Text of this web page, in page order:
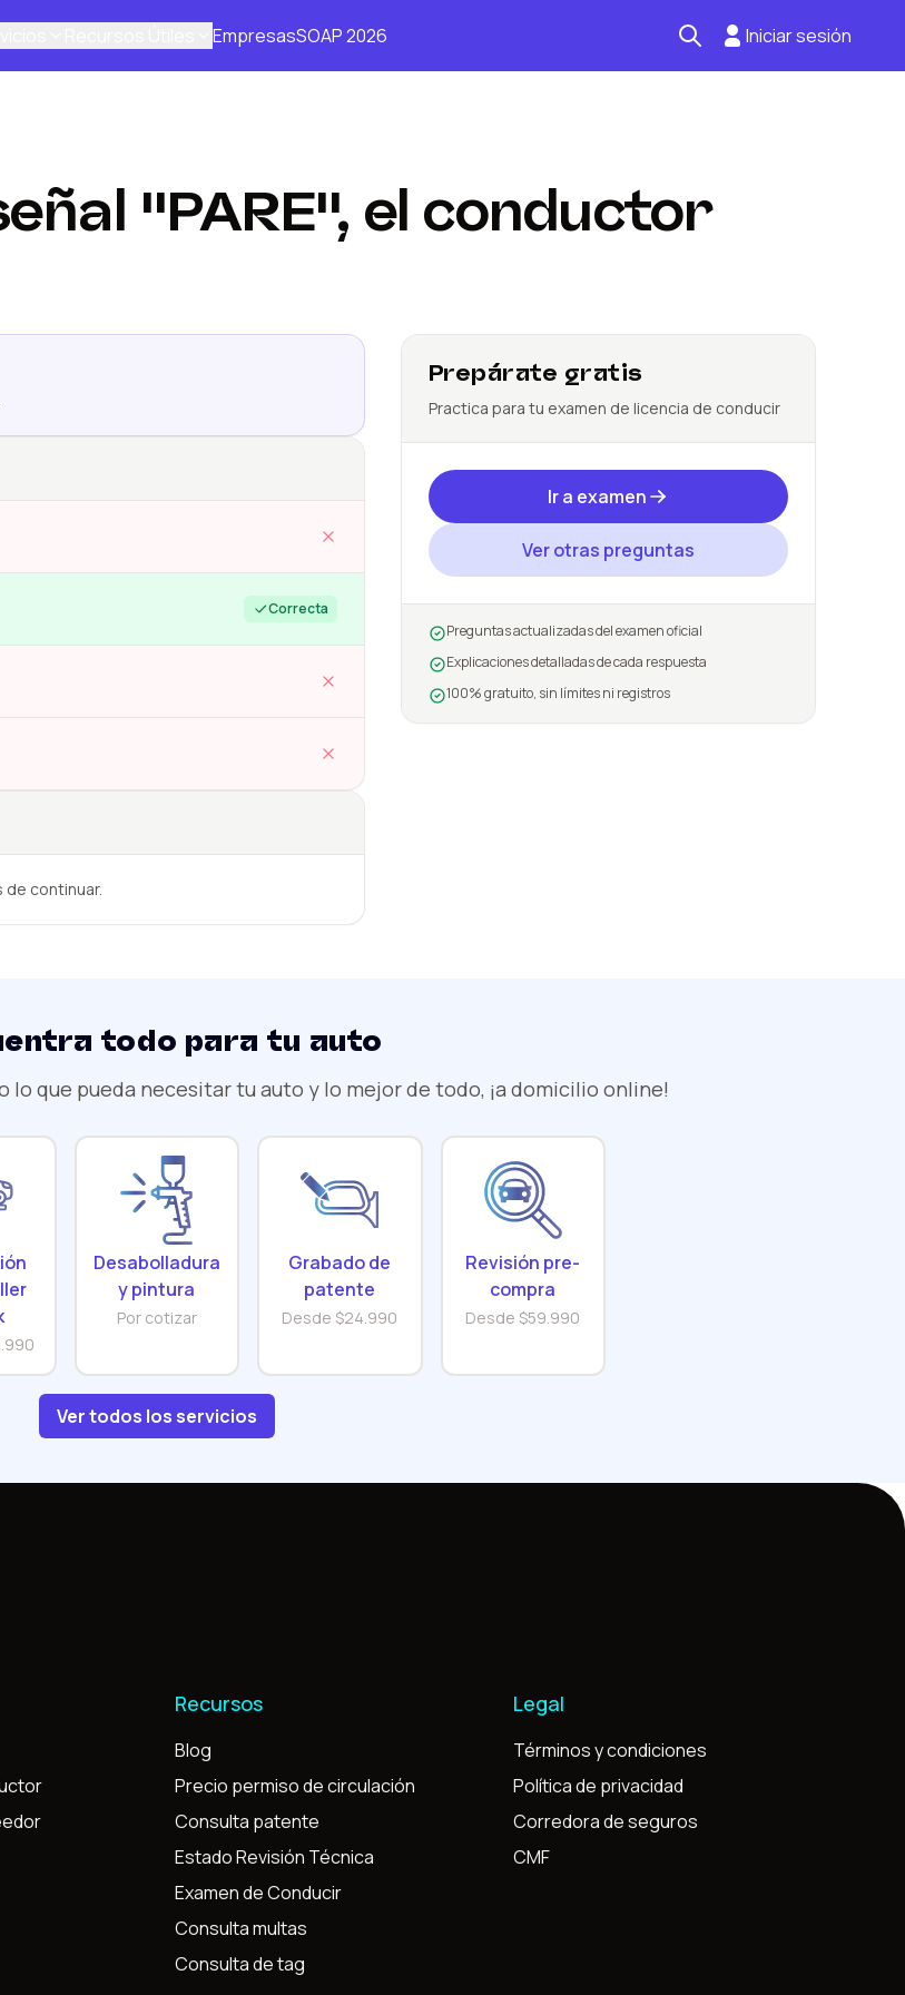
EmpresasSOAP 2026 Iniciar sesión
Revisión técnica
"PARE", el conductor
Correcta
de continuar.
Prepárate gratis
Practica para tu examen de licencia de conducir
Ir a examen
Ver otras preguntas
Preguntas actualizadas del examen oficial
Explicaciones detalladas de cada respuesta
100% gratuito, sin límites ni registros
todo para tu auto
lo que pueda necesitar tu auto y lo mejor de todo, ¡a domicilio online!
Desabolladura
y pintura
Por cotizar
Grabado de
patente
Desde $24.990
Revisión pre-
compra
Desde $59.990
Ver todos los servicios
Recursos
Blog
Precio permiso de circulación
Consulta patente
Estado Revisión Técnica
Examen de Conducir
Consulta multas
Consulta de tag
Legal
Términos y condiciones
Política de privacidad
Corredora de seguros
CMF